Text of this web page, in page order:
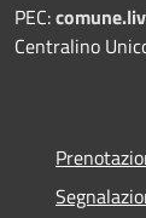
PEC:
Centralino